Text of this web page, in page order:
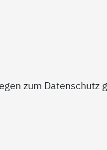
zum Datenschutz